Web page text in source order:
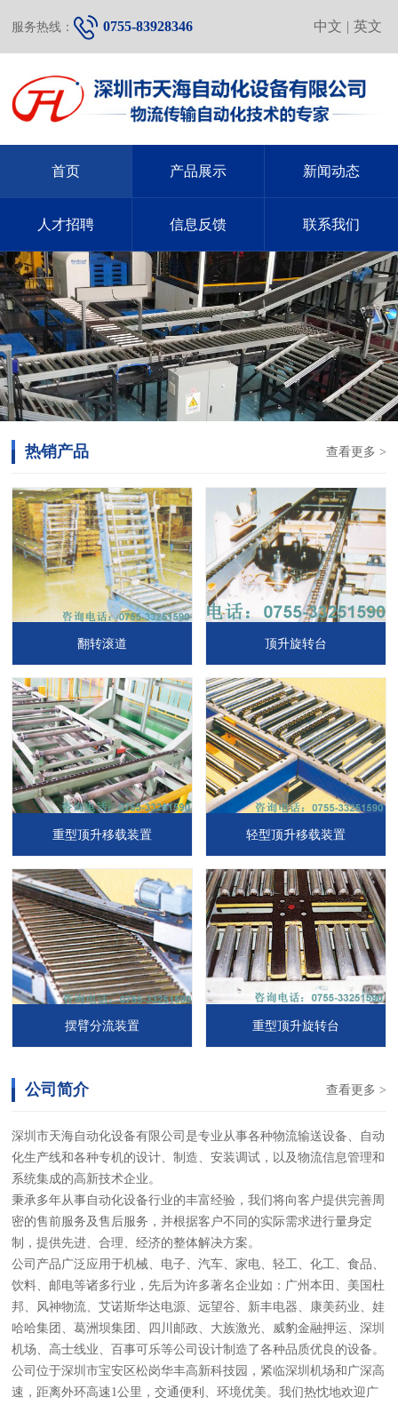
中文 | 英文
服务热线： 0755-83928346
首页 产品展示 新闻动态
人才招聘 信息反馈 联系我们
查看更多 >
热销产品
翻转滚道 顶升旋转台
重型顶升移载装置 轻型顶升移载装置
摆臂分流装置 重型顶升旋转台
查看更多 >
公司简介
深圳市天海自动化设备有限公司是专业从事各种物流输送设备、自动
化生产线和各种专机的设计、制造、安装调试，以及物流信息管理和
系统集成的高新技术企业。
秉承多年从事自动化设备行业的丰富经验，我们将向客户提供完善周
密的售前服务及售后服务，并根据客户不同的实际需求进行量身定
制，提供先进、合理、经济的整体解决方案。
公司产品广泛应用于机械、电子、汽车、家电、轻工、化工、食品、
饮料、邮电等诸多行业，先后为许多著名企业如：广州本田、美国杜
邦、风神物流、艾诺斯华达电源、远望谷、新丰电器、康美药业、娃
哈哈集团、葛洲坝集团、四川邮政、大族激光、威豹金融押运、深圳
机场、高士线业、百事可乐等公司设计制造了各种品质优良的设备。
公司位于深圳市宝安区松岗华丰高新科技园，紧临深圳机场和广深高
速，距离外环高速1公里，交通便利、环境优美。我们热忱地欢迎广